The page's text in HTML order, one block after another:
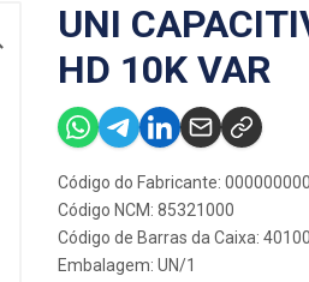
UNI
HD 10K VAR
Código do Fabricante:
Código NCM: 85321000
Código de Barras da Caixa:
Embalagem: UN/1